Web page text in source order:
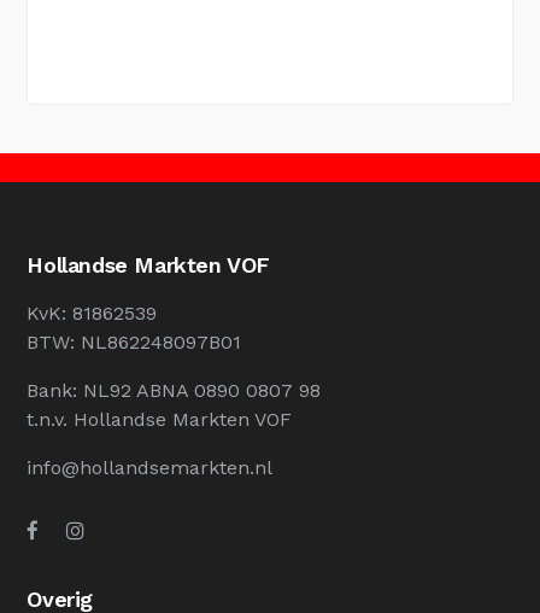
Hollandse Markten VOF
KvK: 81862539
BTW: NL862248097B01
Bank: NL92 ABNA 0890 0807 98
t.n.v. Hollandse Markten VOF
info@hollandsemarkten.nl
Overig